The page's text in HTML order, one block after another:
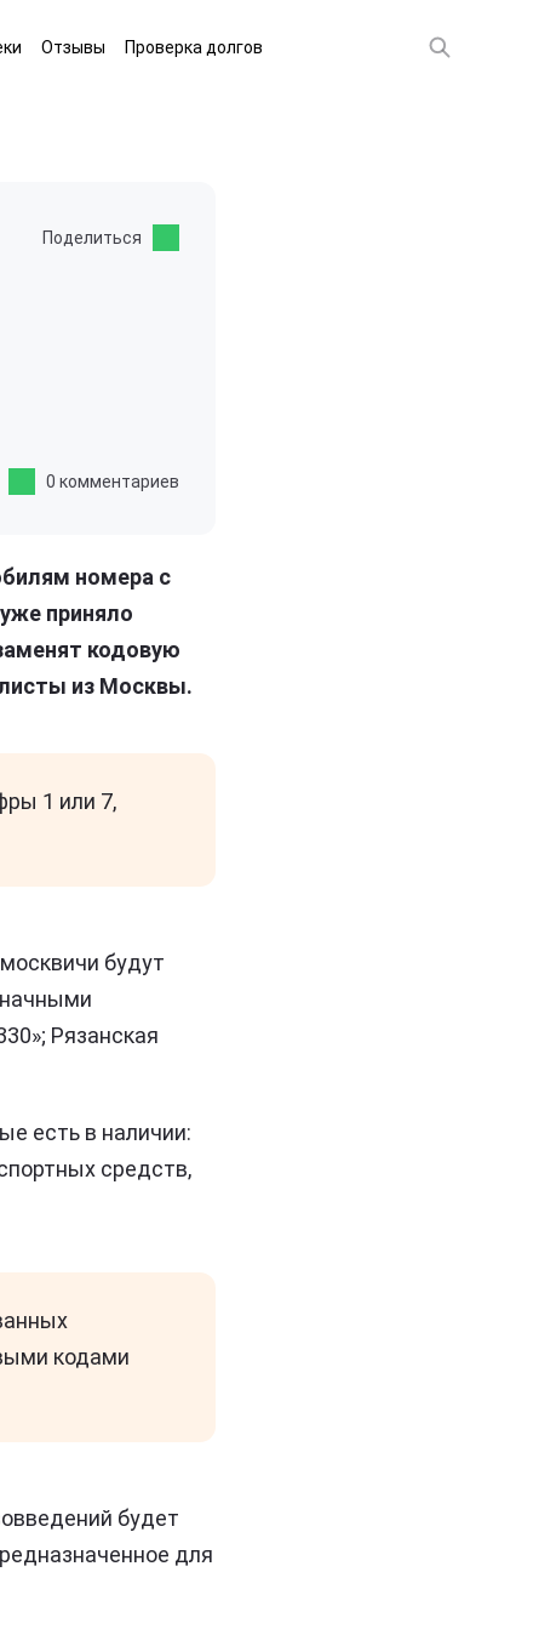
Отзывы Проверка долгов
Поделиться
0 комментариев
номера с
приняло
кодовую
из Москвы.
1 или 7,
будут
Рязанская
есть в наличии:
средств,
кодами
будет
для